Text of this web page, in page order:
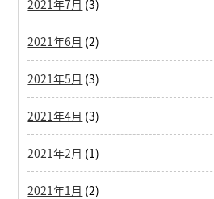
2021年7月 (3)
2021年6月 (2)
2021年5月 (3)
2021年4月 (3)
2021年2月 (1)
2021年1月 (2)